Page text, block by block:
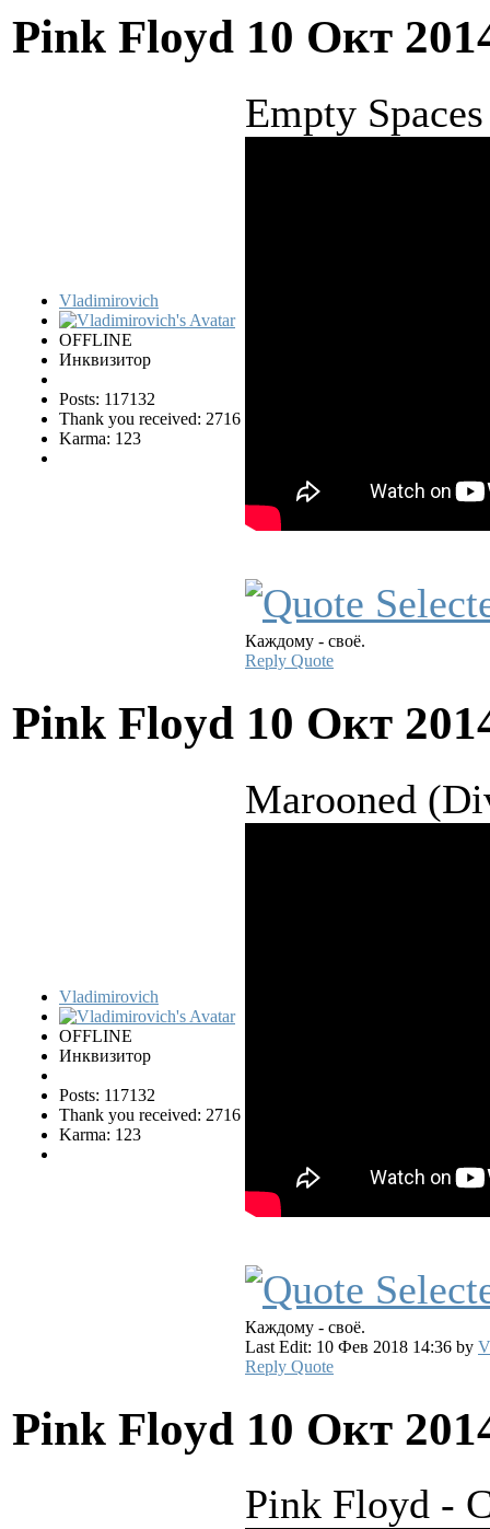
Pink Floyd 10 Окт
Vladimirovich
OFFLINE
Инквизитор
Posts: 117132
Thank you received: 2716
Karma: 123
Empty
Каждому - своё.
Reply Quote
Pink Floyd 10 Окт
Vladimirovich
OFFLINE
Инквизитор
Posts: 117132
Thank you received: 2716
Karma: 123
Marooned
Каждому - своё.
Last Edit: 10 Фев 2018 14:36 by
Reply Quote
Pink Floyd 10 Окт
Pink Floyd -